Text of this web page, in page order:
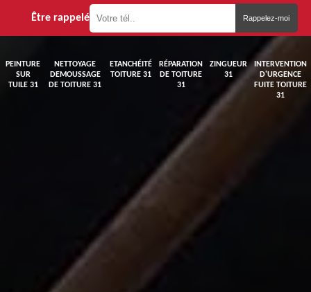
Être rappelé
PEINTURE
SUR
TUILE 31
NETTOYAGE
DEMOUSSAGE
DE TOITURE 31
ETANCHÉITÉ
TOITURE 31
RÉPARATION
DE TOITURE
31
ZINGUEUR
31
INTERVENTION
D'URGENCE
FUITE TOITURE
31